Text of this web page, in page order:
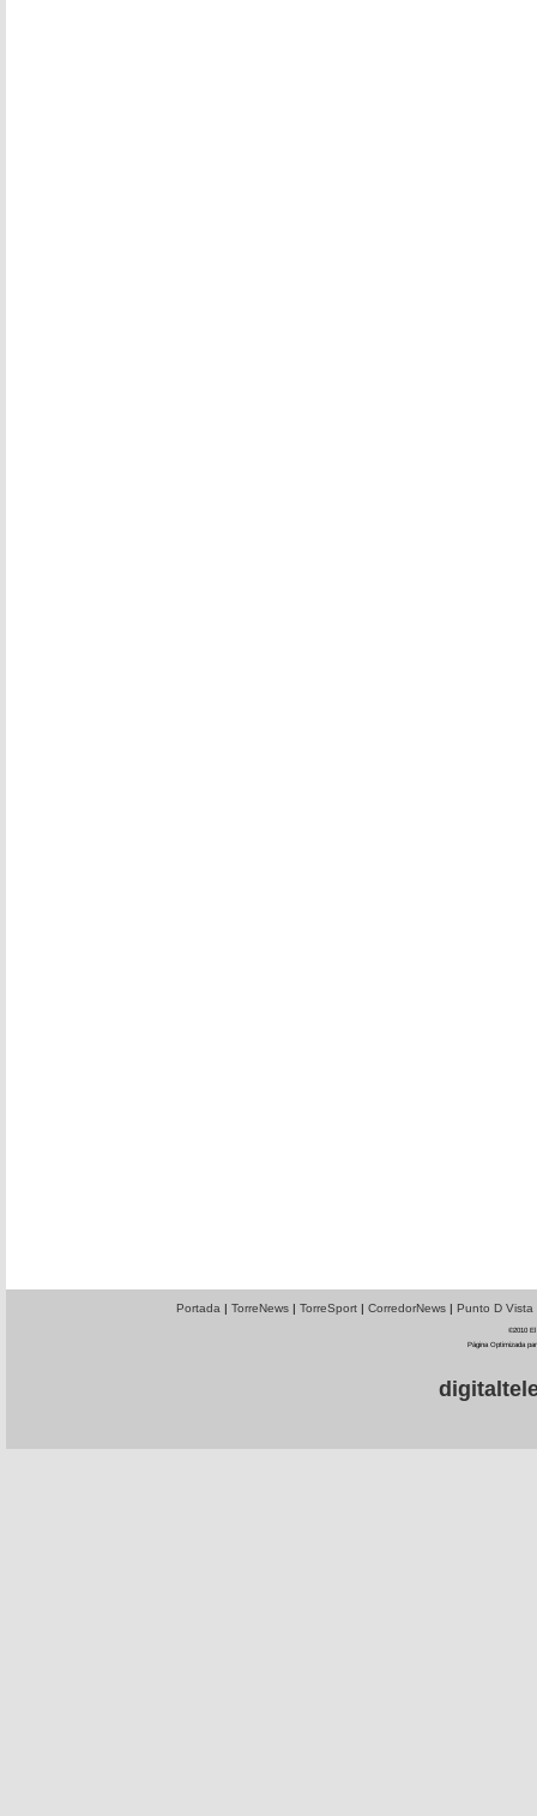
Portada | TorreNews| TorreSport| CorredorNews| Punto D Vista
©2010 El
Página Optimizada